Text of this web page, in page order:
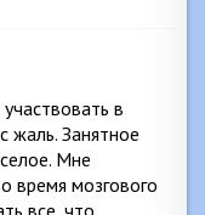
в
жаль. Занятное
Мне
время мозгового
все, что